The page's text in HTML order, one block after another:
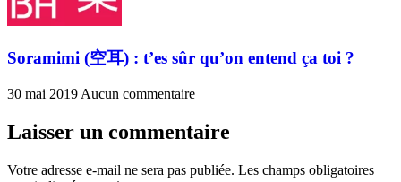
Soramimi (空耳) : t’es sûr qu’on entend ça toi ?
30 mai 2019 Aucun commentaire
Laisser un commentaire
Votre adresse e-mail ne sera pas publiée. Les champs obligatoires